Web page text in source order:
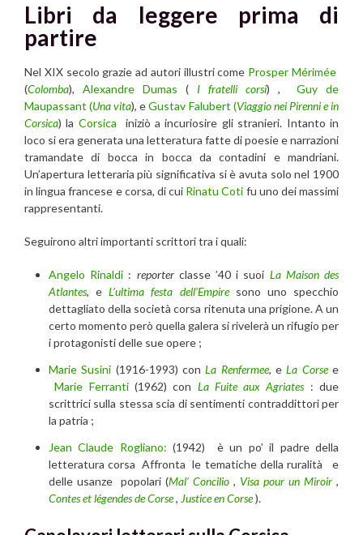
Libri da leggere prima di
partire
Nel XIX secolo grazie ad autori illustri come Prosper Mérimée
(Colomba), Alexandre Dumas ( I fratelli corsi) , Guy de
Maupassant (Una vita), eGustav Falubert (Viaggio nei Pirenni e in
Corsica) la Corsica iniziò a incuriosire gli stranieri. Intanto in
loco si era generata una letteratura fatte di poesie e narrazioni
tramandate di bocca in bocca da contadini e mandriani.
Un’apertura letteraria più significativa si è avuta solo nel 1900
in lingua francese e corsa, di cui Rinatu Coti fu uno dei massimi
rappresentanti.
Seguirono altri importanti scrittori tra i quali:
Angelo Rinaldi : reporter classe ’40 i suoi La Maison des
Atlantes, eL’ultima festa dell’Empiresono uno specchio
dettagliato della società corsa ritenuta una prigione. A un
certo momento però quella galera si rivelerà un rifugio per
i protagonisti delle sue opere ;
Marie Susini (1916-1993) conLa Renfermee, eLa Corsee
Marie Ferranti(1962) con La Fuite aux Agriates: due
scrittrici sulla stessa scia di sentimenti contraddittori per
la patria ;
Jean Claude Rogliano:(1942) è un po’ il padre della
letteratura corsa Affronta le tematiche della ruralità e
delle usanze popolari (Mal’ Concilio , Visa pour un Miroir ,
Contes et légendes de Corse, Justice en Corse).